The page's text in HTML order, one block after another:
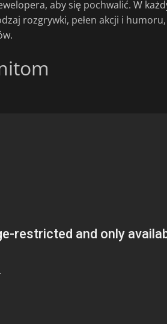
aby się pochwalić. W
rozgrywki, pełen akcji i